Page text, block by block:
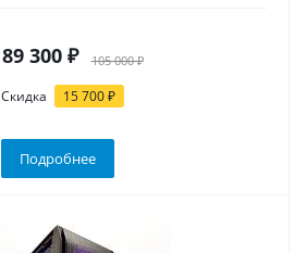
89 300 ₽ 105 000 ₽
Скидка 15 700 ₽
Подробнее